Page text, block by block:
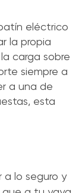
eléctrico
la propia
carga sobre
siempre a
a una de
esta
a lo seguro y